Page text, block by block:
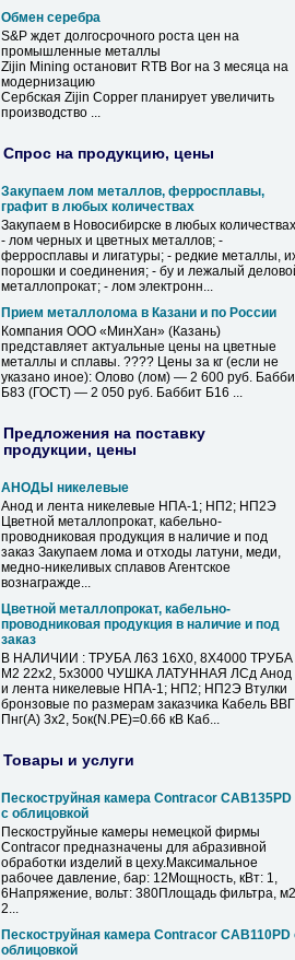
Обмен серебра
S&P ждет долгосрочного роста цен на
промышленные металлы
Zijin Mining остановит RTB Bor на 3 месяца на
модернизацию
Сербская Zijin Copper планирует увеличить
производство ...
Спрос на продукцию, цены
Закупаем лом металлов, ферросплавы,
графит в любых количествах
Закупаем в Новосибирске в любых
- лом черных и цветных металлов; -
ферросплавы и лигатуры; - редкие металлы,
порошки и соединения; - бу и лежалый
металлопрокат; - лом электронн...
Прием металлолома в Казани и по России
Компания ООО «МинХан» (Казань)
представляет актуальные цены на цветные
металлы и сплавы. ???? Цены за кг (если не
указано иное): Олово (лом) — 2 600 руб.
Б83 (ГОСТ) — 2 050 руб. Баббит Б16 ...
Предложения на поставку
продукции, цены
АНОДЫ никелевые
Анод и лента никелевые НПА-1; НП2; НП2Э
Цветной металлопрокат, кабельно-
проводниковая продукция в наличие и под
заказ Закупаем лома и отходы латуни, меди,
медно-никеливых сплавов Агентское
вознагражде...
Цветной металлопрокат, кабельно-
проводниковая продукция в наличие и под
заказ
В НАЛИЧИИ : ТРУБА Л63 16Х0, 8Х4000 ТРУБА
М2 22х2, 5х3000 ЧУШКА ЛАТУННАЯ ЛСд Анод
и лента никелевые НПА-1; НП2; НП2Э Втулки
бронзовые по размерам заказчика Кабель
Пнг(А) 3х2, 5ок(N.PE)=0.66 кВ Каб...
Товары и услуги
Пескоструйная камера Contracor CAB135PD
с облицовкой
Пескоструйные камеры немецкой фирмы
Contracor предназначены для абразивной
обработки изделий в цеху.Максимальное
рабочее давление, бар: 12Мощность, кВт: 1,
6Напряжение, вольт: 380Площадь фильтра,
2...
Пескоструйная камера Contracor CAB110PD
облицовкой